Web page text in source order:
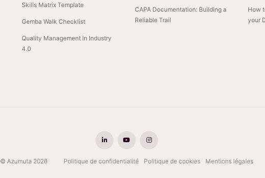
Skills Matrix Template
Gemba Walk Checklist
Quality Management in Industry
4.0
CAPA Documentation: Building a
Reliable Trail
How
your
© Azumuta 2026 Politique de confidentialité Politique de cookies Mentions légales